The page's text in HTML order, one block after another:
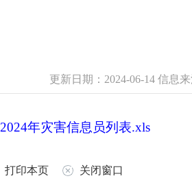
更新日期：2024-06-14 信息
2024年灾害信息员列表.xls
打印本页 关闭窗口